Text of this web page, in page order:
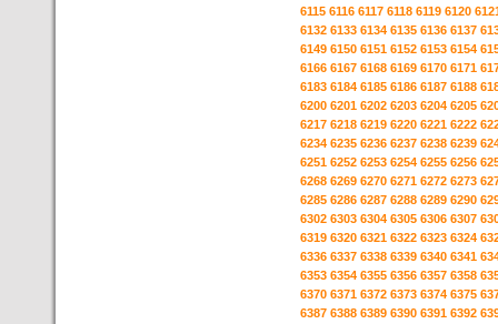
6115 6116 6117 6118 6119 6120
6132 6133 6134 6135 6136 6137
6149 6150 6151 6152 6153 6154
6166 6167 6168 6169 6170 6171
6183 6184 6185 6186 6187 6188
6200 6201 6202 6203 6204 6205
6217 6218 6219 6220 6221 6222
6234 6235 6236 6237 6238 6239
6251 6252 6253 6254 6255 6256
6268 6269 6270 6271 6272 6273
6285 6286 6287 6288 6289 6290
6302 6303 6304 6305 6306 6307
6319 6320 6321 6322 6323 6324
6336 6337 6338 6339 6340 6341
6353 6354 6355 6356 6357 6358
6370 6371 6372 6373 6374 6375
6387 6388 6389 6390 6391 6392